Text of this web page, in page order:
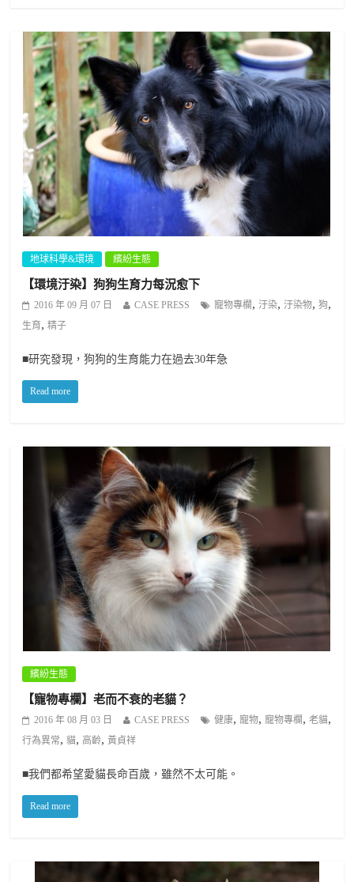
地球科學&環境 繽紛生態
【環境汙染】狗狗生育力每況愈下
2016 年 09 月 07 日 CASE PRESS 寵物專欄 ,汙染,汙染物,狗,
生育,精子
■研究發現，狗狗的生育能力在過去30年急
Read more
繽紛生態
【寵物專欄】老而不衰的老貓？
2016 年 08 月 03 日 CASE PRESS 健康,寵物,寵物專欄 ,老貓,
行為異常, 貓,高齡,黃貞祥
■我們都希望愛貓長命百歲，雖然不太可能。
Read more